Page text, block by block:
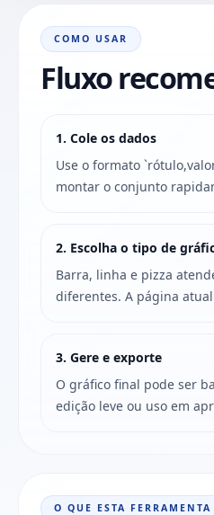
COMO USAR
Fluxo
1. Cole os dados
Use o formato
montar o conjunto
2. Escolha o tipo de
Barra, linha e pizza
diferentes. A página
3. Gere e exporte
O gráfico final pode ser
edição leve ou uso em
O QUE ESTA FERRAMENTA